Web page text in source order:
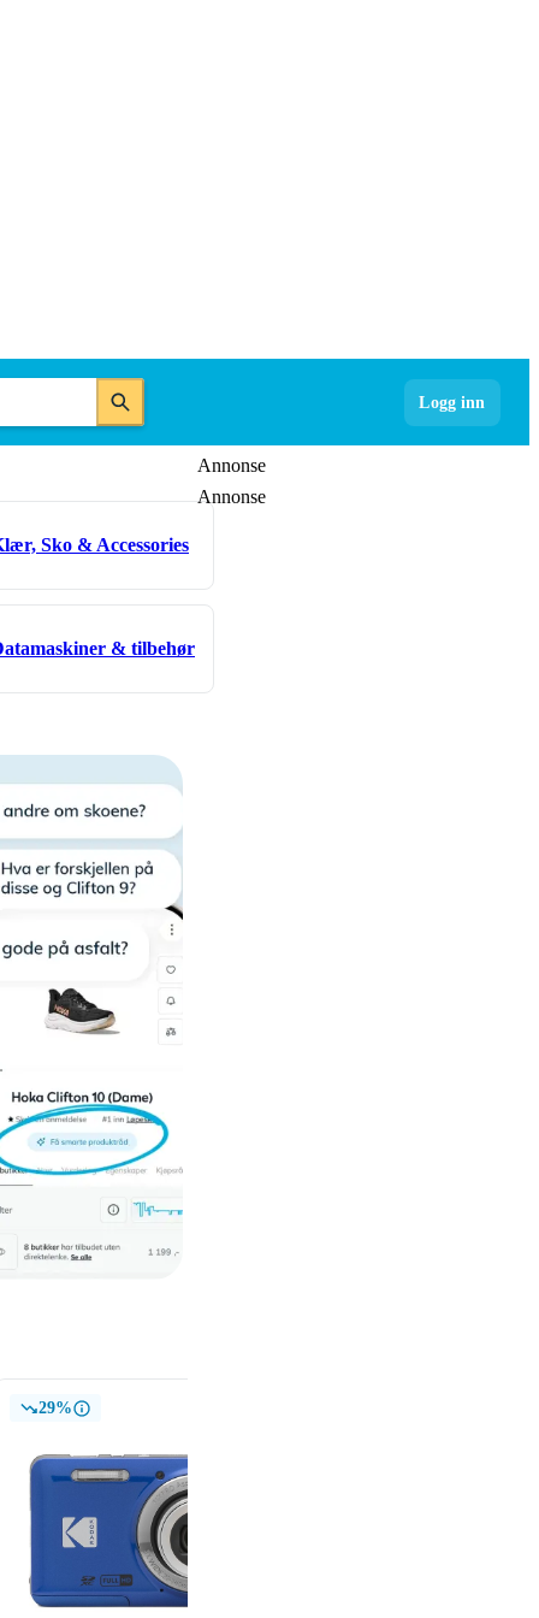
Logg inn
Annonse
Annonse
Sko & Accessories
& tilbehør
29%